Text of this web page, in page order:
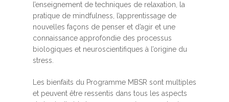
l’enseignement de techniques de relaxation, la
pratique de mindfulness, l’apprentissage de
nouvelles façons de penser et d’agir et une
connaissance approfondie des processus
biologiques et neuroscientifiques à l’origine du
stress.
Les bienfaits du Programme MBSR sont multiples
et peuvent être ressentis dans tous les aspects